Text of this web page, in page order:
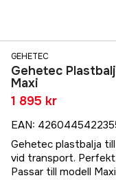
GEHETEC
Gehetec
Maxi
1 895 kr
EAN:
Gehetec plastbalja
vid transport.
Passar till modell